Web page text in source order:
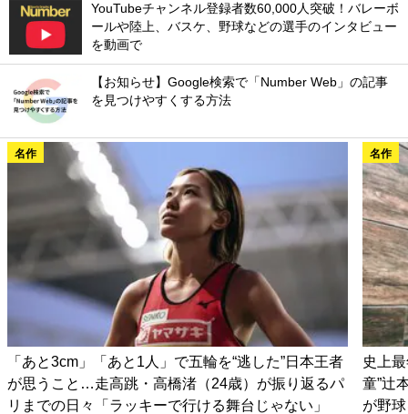
YouTubeチャンネル登録者数60,000人突破！バレーボ
ールや陸上、バスケ、野球などの選手のインタビュー
を動画で
【お知らせ】Google検索で「Number Web」の記事
を見つけやすくする方法
名作
「あと3cm」「あと1人」で五輪を“逃した”日本王者
が思うこと…走高跳・高橋渚（24歳）が振り返るパ
リまでの日々「ラッキーで行ける舞台じゃない」
名作
史上
童”辻
が野